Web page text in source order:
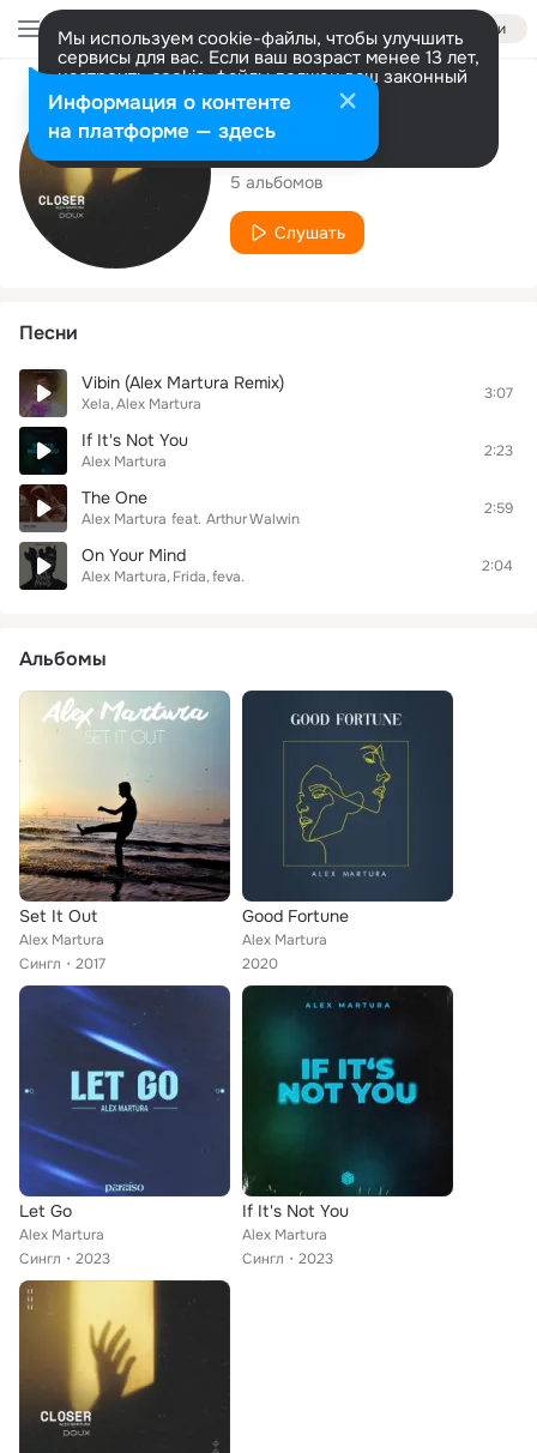
Войти
Мы используем cookie-файлы, чтобы улучшить
сервисы для вас. Если ваш возраст менее 13 лет,
настроить cookie-файлы должен ваш законный
представитель. Больше информации
Разрешить все Настроить
Исполнитель
Alex Martura
5 альбомов
Слушать
Песни
Vibin (Alex Martura Remix)
Xela Alex Martura
3:07
If It's Not You
Alex Martura
2:23
The One
Alex Martura feat. Arthur Walwin
2:59
On Your Mind
Alex Martura Frida feva.
2:04
Альбомы
Set It Out
Alex Martura
Сингл
2017
Good Fortune
Alex Martura
2020
Let Go
Alex Martura
Сингл
2023
If It's Not You
Alex Martura
Сингл
2023
Информация о контенте
на платформе — здесь